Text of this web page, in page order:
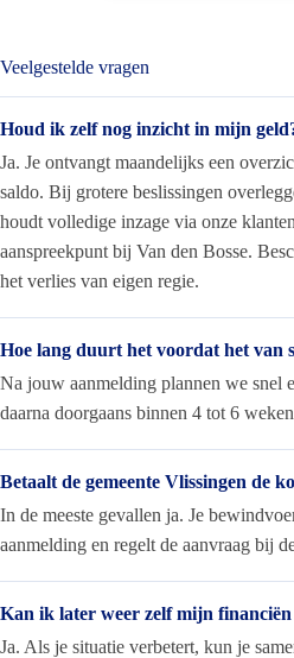
Veelgestelde vragen
Houd ik zelf nog inzicht in mijn
Ja. Je ontvangt maandelijks een
saldo. Bij grotere beslissingen
houdt volledige inzage via onze
aanspreekpunt bij Van den Bosse.
het verlies van eigen regie.
Hoe lang duurt het voordat het van
Na jouw aanmelding plannen we snel
daarna doorgaans binnen 4 tot 6
Betaalt de gemeente Vlissingen de
In de meeste gevallen ja. Je
aanmelding en regelt de aanvraag bij
Kan ik later weer zelf mijn financiën
Ja. Als je situatie verbetert, kun je